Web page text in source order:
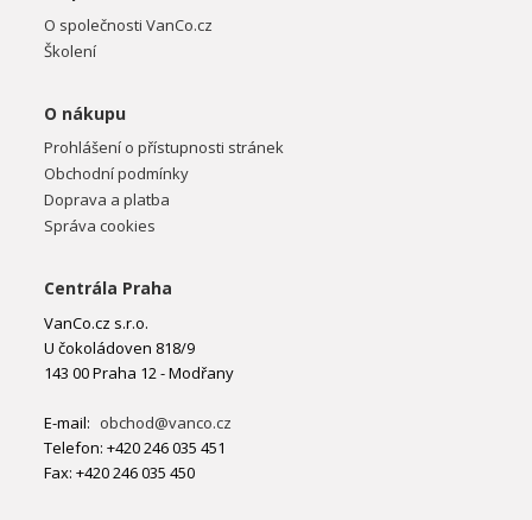
O společnosti VanCo.cz
Školení
O nákupu
Prohlášení o přístupnosti stránek
Obchodní podmínky
Doprava a platba
Správa cookies
Centrála Praha
VanCo.cz s.r.o.
U čokoládoven 818/9
143 00 Praha 12 - Modřany
E-mail: obchod@vanco.cz
Telefon: +420 246 035 451
Fax: +420 246 035 450